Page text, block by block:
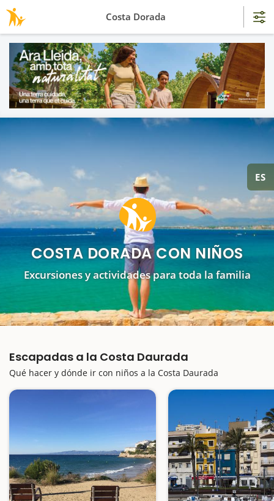
ES
COSTA DORADA CON NIÑOS
Excursiones y actividades para toda la familia
Escapadas a la Costa Daurada
Qué hacer y dónde ir con niños a la Costa Daurada
Costa Dorada